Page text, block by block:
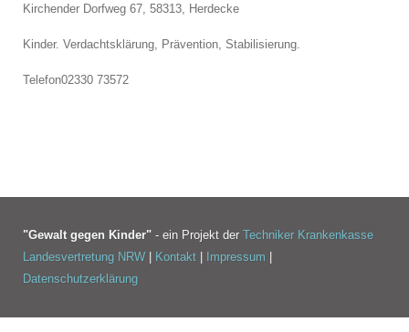
Kirchender Dorfweg 67, 58313, Herdecke
Kinder. Verdachtsklärung, Prävention, Stabilisierung.
Telefon02330 73572
"Gewalt gegen Kinder" - ein Projekt der Techniker Krankenkasse
Landesvertretung NRW | Kontakt | Impressum |
Datenschutzerklärung